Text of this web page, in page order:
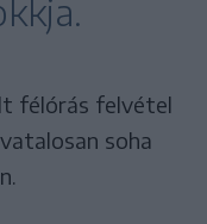
félórás felvétel
soha